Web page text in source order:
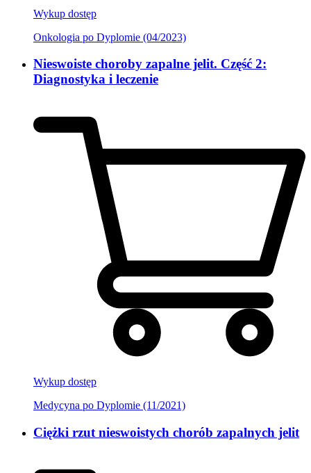
Wykup dostęp
Onkologia po Dyplomie (04/2023)
Nieswoiste choroby zapalne jelit. Część 2:
Diagnostyka i leczenie
Wykup dostęp
Medycyna po Dyplomie (11/2021)
Ciężki rzut nieswoistych chorób zapalnych jelit